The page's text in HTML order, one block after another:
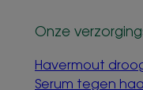
Onze
Havermout
Serum tegen